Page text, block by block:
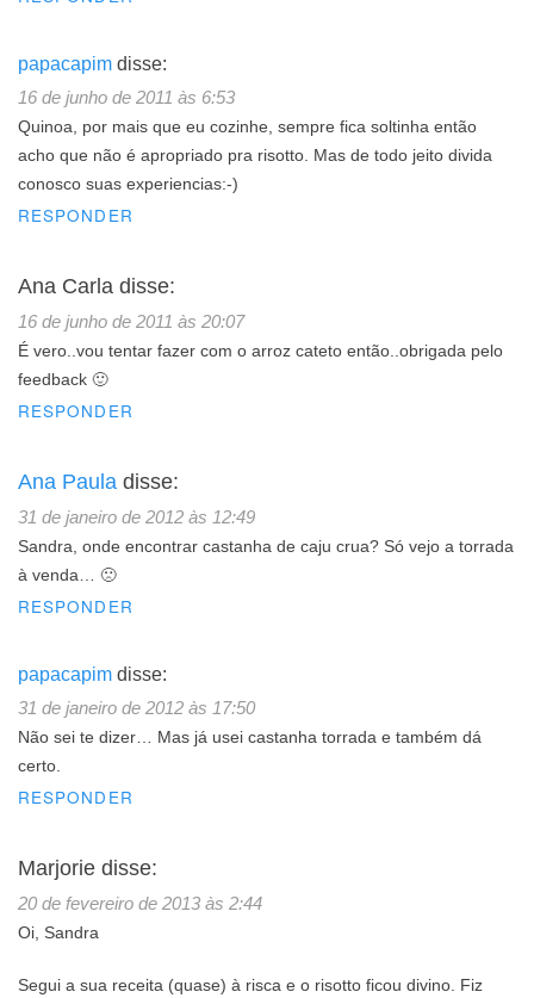
papacapim disse:
16 de junho de 2011 às 6:53
Quinoa, por mais que eu cozinhe, sempre fica soltinha então
acho que não é apropriado pra risotto. Mas de todo jeito divida
conosco suas experiencias:-)
RESPONDER
Ana Carla disse:
16 de junho de 2011 às 20:07
É vero..vou tentar fazer com o arroz cateto então..obrigada pelo
feedback 🙂
RESPONDER
Ana Paula disse:
31 de janeiro de 2012 às 12:49
Sandra, onde encontrar castanha de caju crua? Só vejo a torrada
à venda… 🙁
RESPONDER
papacapim disse:
31 de janeiro de 2012 às 17:50
Não sei te dizer… Mas já usei castanha torrada e também dá
certo.
RESPONDER
Marjorie disse:
20 de fevereiro de 2013 às 2:44
Oi, Sandra
Segui a sua receita (quase) à risca e o risotto ficou divino. Fiz